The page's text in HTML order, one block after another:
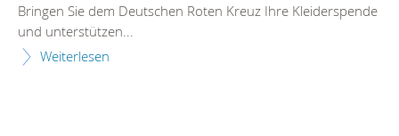
Bringen Sie dem Deutschen Roten Kreuz Ihre Kleiderspende
und unterstützen...
Weiterlesen